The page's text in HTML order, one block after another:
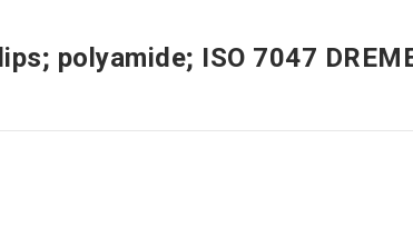
polyamide; ISO 7047